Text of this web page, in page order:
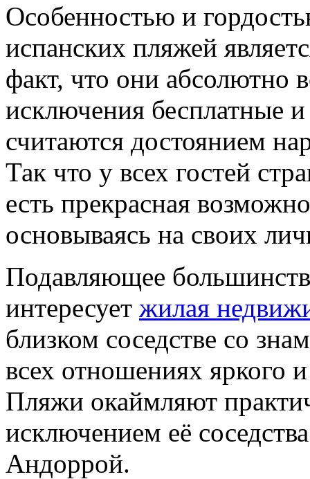
Особенностью и
испанских пляжей
факт, что они абсолютно
исключения бесплатные и
считаются достоянием
Так что у всех гостей
есть прекрасная
основываясь на своих
Подавляющее
интересует жилая
близком соседстве со
всех отношениях яркого
Пляжи окаймляют
исключением её
Андоррой.